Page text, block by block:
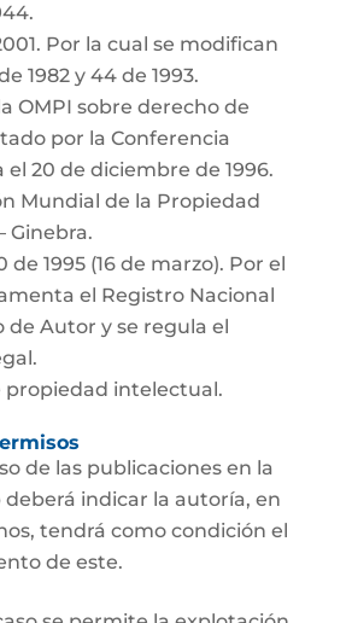
Por la cual se modifican
1982 y 44 de 1993.
OMPI sobre derecho de
por la Conferencia
20 de diciembre de 1996.
Mundial de la Propiedad
Ginebra.
de 1995 (16 de marzo). Por el
el Registro Nacional
de Autor y se regula el
propiedad intelectual.
de las publicaciones en la
indicar la autoría, en
tendrá como condición el
de este.